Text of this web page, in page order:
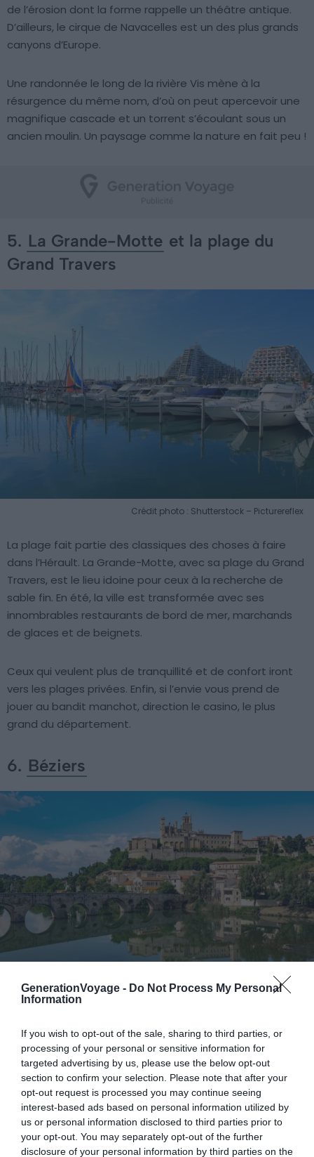
GenerationVoyage - Do Not Process My Personal
Information
If you wish to opt-out of the sale, sharing to third parties, or
processing of your personal or sensitive information for
targeted advertising by us, please use the below opt-out
section to confirm your selection. Please note that after your
opt-out request is processed you may continue seeing
interest-based ads based on personal information utilized by
us or personal information disclosed to third parties prior to
your opt-out. You may separately opt-out of the further
disclosure of your personal information by third parties on the
de l’érosion dont la forme rappelle un théâtre antique.
D’ailleurs, le cirque de Navacelles est un des plus grands
canyons d’Europe.
Une randonnée le long de la rivière Vis mène à la
résurgence du même nom, d’où on peut apercevoir une
magnifique cascade et un torrent s’écoulant sous un
ancien moulin. Un paysage comme la nature en fait peu !
5. La Grande-Motte et la plage du
Grand Travers
Crédit photo : Shutterstock – Picturereflex
La plage fait partie des classiques des choses à faire
dans l’Hérault. La Grande-Motte, avec sa plage du Grand
Travers, est le lieu idoine pour ceux à la recherche de
sable fin. En été, la ville est transformée avec ses
innombrables restaurants de bord de mer, marchands
de glaces et de beignets.
Ceux qui veulent plus de tranquillité et de confort iront
vers les plages privées. Enfin, si l’envie vous prend de
jouer au bandit manchot, direction le casino, le plus
grand du département.
6. Béziers
Le centre-ville et centre historique
En arrivant vers le centre-ville, on aperçoit l’immense
cathédrale Saint-Nazaire. Petit à petit, on découvre les
autres merveilles du centre historique de Béziers : le
Vieux-Pont, les rives de l’Orb et les ruelles pavées.